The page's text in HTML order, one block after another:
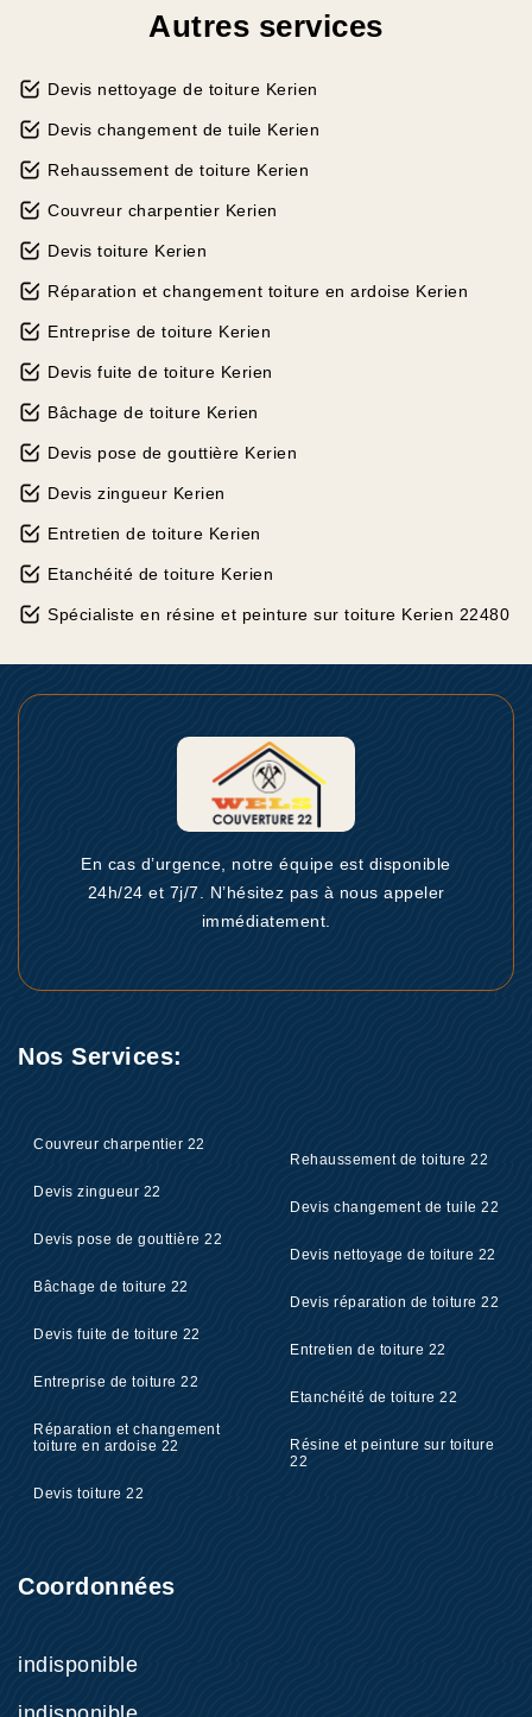
Autres services
Devis nettoyage de toiture Kerien
Devis changement de tuile Kerien
Rehaussement de toiture Kerien
Couvreur charpentier Kerien
Devis toiture Kerien
Réparation et changement toiture en ardoise Kerien
Entreprise de toiture Kerien
Devis fuite de toiture Kerien
Bâchage de toiture Kerien
Devis pose de gouttière Kerien
Devis zingueur Kerien
Entretien de toiture Kerien
Etanchéité de toiture Kerien
Spécialiste en résine et peinture sur toiture Kerien 22480
En cas d’urgence, notre équipe est disponible
24h/24 et 7j/7. N’hésitez pas à nous appeler
immédiatement.
Nos Services:
Couvreur charpentier 22
Devis zingueur 22
Devis pose de gouttière 22
Bâchage de toiture 22
Devis fuite de toiture 22
Entreprise de toiture 22
Réparation et changement
toiture en ardoise 22
Devis toiture 22
Rehaussement de toiture 22
Devis changement de tuile 22
Devis nettoyage de toiture 22
Devis réparation de toiture 22
Entretien de toiture 22
Etanchéité de toiture 22
Résine et peinture sur toiture
22
Coordonnées
indisponible